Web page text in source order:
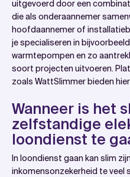
uitgevoerd door een
die als onderaannemer
hoofdaannemer of
je specialiseren in
warmtepompen en zo
soort projecten uitvoeren.
zoals WattSlimmer bieden
Wanneer is het
zelfstandige
loondienst te
In loondienst gaan kan slim
inkomensonzekerheid te